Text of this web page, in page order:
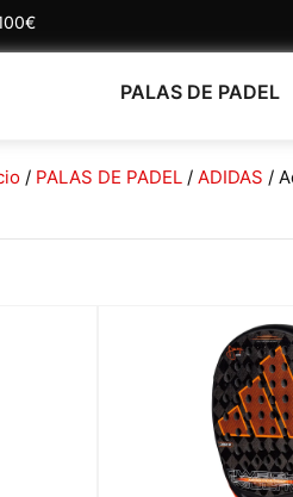
PALAS DE PADEL
/ PALAS DE PADEL/ ADIDAS /